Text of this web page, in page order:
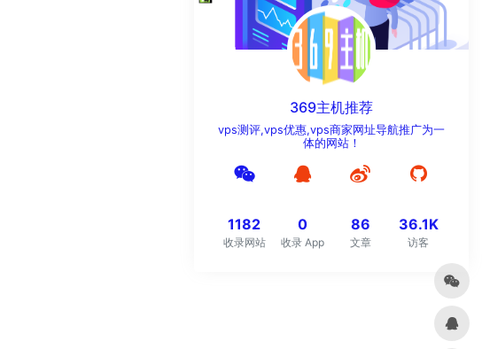
369主机推荐
vps测评,vps优惠,vps商家网址导航推广为一
体的网站！
1182
收录网站
0
收录 App
86
文章
36.1K
访客